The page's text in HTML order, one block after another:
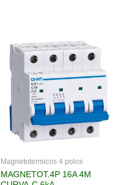
Magnetotermicos 4 polos
MAGNETOT.4P 16A 4M